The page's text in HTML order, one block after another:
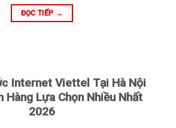
ĐỌC TIẾP →
Internet Viettel Tại Hà Nội
Hàng Lựa Chọn Nhiều Nhất
2026